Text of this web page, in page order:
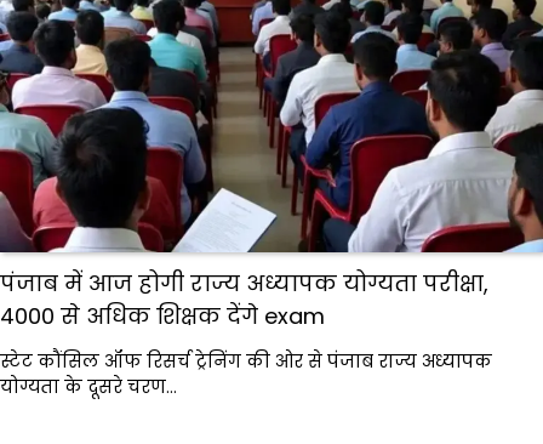
पंजाब में आज होगी राज्य अध्यापक योग्यता परीक्षा,
4000 से अधिक शिक्षक देंगे exam
स्टेट कौंसिल ऑफ रिसर्च ट्रेनिंग की ओर से पंजाब राज्य अध्यापक
योग्यता के दूसरे चरण…